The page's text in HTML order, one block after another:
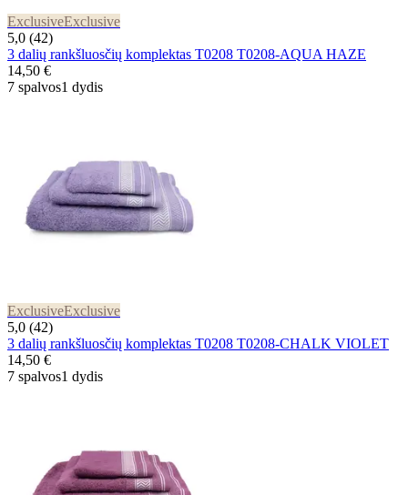
ExclusiveExclusive
5,0 (42)
3 dalių rankšluosčių komplektas T0208 T0208-AQUA HAZE
14,50 €
7 spalvos1 dydis
ExclusiveExclusive
5,0 (42)
3 dalių rankšluosčių komplektas T0208 T0208-CHALK VIOLET
14,50 €
7 spalvos1 dydis